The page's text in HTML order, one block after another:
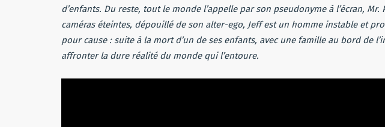
d’enfants. Du reste, tout le monde l’appelle par son pseudonyme à l’écran, Mr.
caméras éteintes, dépouillé de son alter-ego, Jeff est un homme instable et
pour cause : suite à la mort d’un de ses enfants, avec une famille au bord de
affronter la dure réalité du monde qui l’entoure.